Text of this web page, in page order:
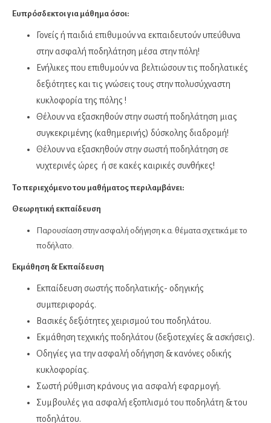
Ευπρόσδεκτοι για μάθημα όσοι:
Γονείς ή παιδιά επιθυμούν να εκπαιδευτούν υπεύθυνα
στην ασφαλή ποδηλάτηση μέσα στην πόλη!
Ενήλικες που επιθυμούν να βελτιώσουν τις ποδηλατικές
δεξιότητες και τις γνώσεις τους στην πολυσύχναστη
κυκλοφορία της πόλης !
Θέλουν να εξασκηθούν στην σωστή ποδηλάτηση μιας
συγκεκριμένης (καθημερινής) δύσκολης διαδρομή!
Θέλουν να εξασκηθούν στην σωστή ποδηλάτηση σε
νυχτερινές ώρες ή σε κακές καιρικές συνθήκες!
Το περιεχόμενο του μαθήματος περιλαμβάνει:
Θεωρητική εκπαίδευση
Παρουσίαση στην ασφαλή οδήγηση κ.α. θέματα σχετικά με το
ποδήλατο.
Εκμάθηση & Εκπαίδευση
Εκπαίδευση σωστής ποδηλατικής- οδηγικής
συμπεριφοράς.
Βασικές δεξιότητες χειρισμού του ποδηλάτου.
Εκμάθηση τεχνικής ποδηλάτου (δεξιοτεχνίες & ασκήσεις).
Οδηγίες για την ασφαλή οδήγηση & κανόνες οδικής
κυκλοφορίας.
Σωστή ρύθμιση κράνους για ασφαλή εφαρμογή.
Συμβουλές για ασφαλή εξοπλισμό του ποδηλάτη & του
ποδηλάτου.